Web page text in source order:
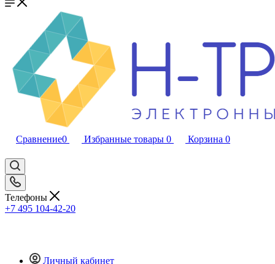
Сравнение0 Избранные товары 0 Корзина 0
Телефоны
+7 495 104-42-20
Личный кабинет